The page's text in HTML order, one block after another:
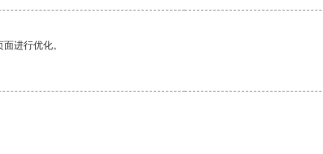
进行优化。